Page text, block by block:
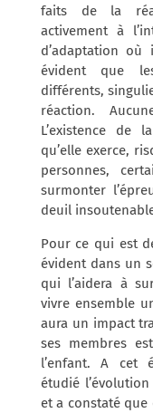
faits de la
activement à
d’adaptation
évident que
différents,
réaction.
L’existence de
qu’elle exerce,
personnes,
surmonter
deuil
Pour ce qui est
évident dans un
qui l’aidera à
vivre ensemble
aura un impact
ses membres
l’enfant. A cet
étudié
et a constaté que